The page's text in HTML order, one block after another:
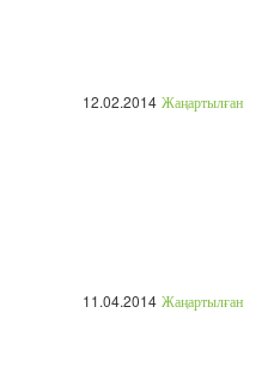
12.02.2014 Жаңартылған
11.04.2014 Жаңартылған